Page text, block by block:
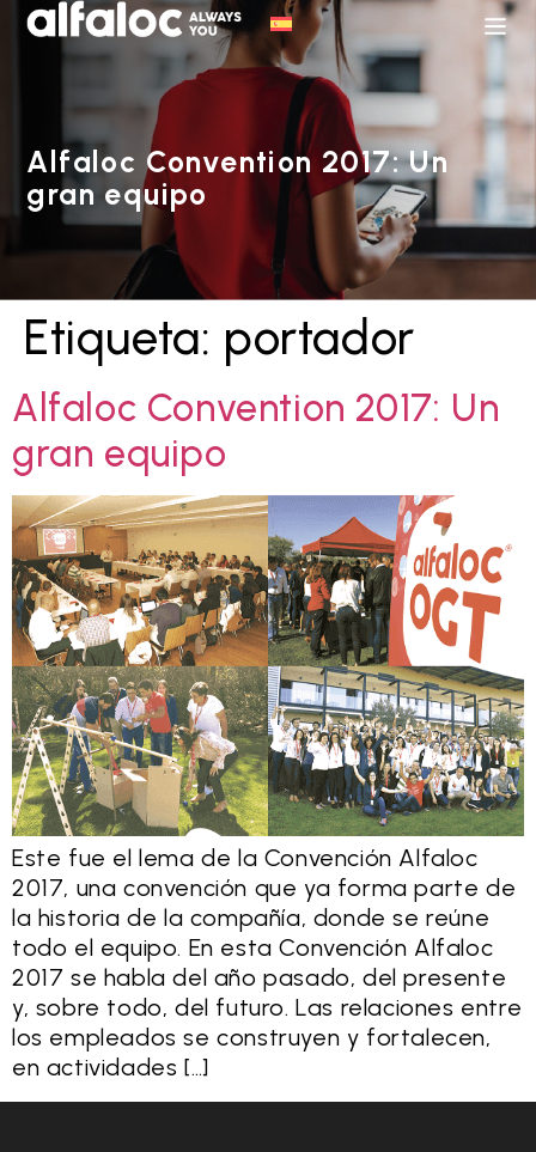
Alfaloc Convention 2017: Un
gran equipo
Etiqueta: portador
Alfaloc Convention 2017: Un
gran equipo
Este fue el lema de la Convención Alfaloc
2017, una convención que ya forma parte de
la historia de la compañía, donde se reúne
todo el equipo. En esta Convención Alfaloc
2017 se habla del año pasado, del presente
y, sobre todo, del futuro. Las relaciones entre
los empleados se construyen y fortalecen,
en actividades […]